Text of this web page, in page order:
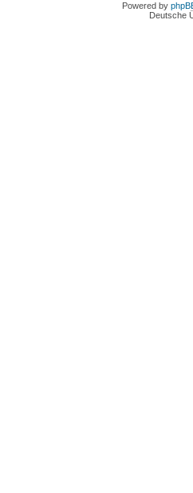
Powered by
Deutsche